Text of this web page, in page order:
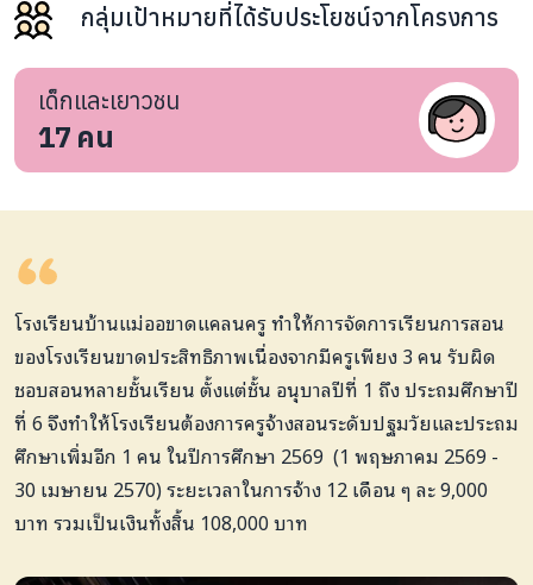
กลุ่มเป้าหมายที่ได้รับประโยชน์จากโครงการ
เด็กและเยาวชน
17 คน
โรงเรียนบ้านแม่ออขาดแคลนครู ทำให้การจัดการเรียนการสอน
ของโรงเรียนขาดประสิทธิภาพเนื่องจากมีครูเพียง 3 คน รับผิด
ชอบสอนหลายชั้นเรียน ตั้งแต่ชั้น อนุบาลปีที่ 1 ถึง ประถมศึกษาปี
ที่ 6 จึงทำให้โรงเรียนต้องการครูจ้างสอนระดับปฐมวัยและประถม
ศึกษาเพิ่มอีก 1 คน ในปีการศึกษา 2569 (1 พฤษภาคม 2569 -
30 เมษายน 2570) ระยะเวลาในการจ้าง 12 เดือน ๆ ละ 9,000
บาท รวมเป็นเงินทั้งสิ้น 108,000 บาท